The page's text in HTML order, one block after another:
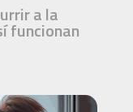
a la
funcionan